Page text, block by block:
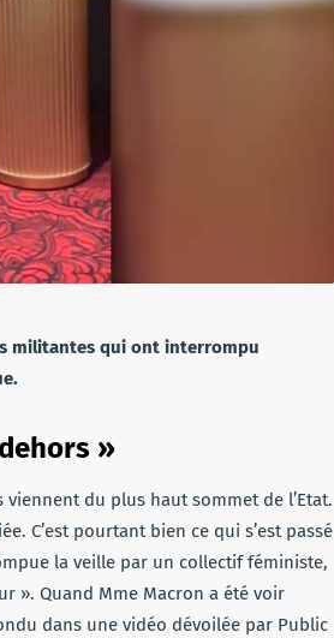
militantes qui ont interrompu
»
du plus haut sommet de l’Etat.
C’est pourtant bien ce qui s’est passé
la veille par un collectif féministe,
». Quand Mme Macron a été voir
dans une vidéo dévoilée par Public